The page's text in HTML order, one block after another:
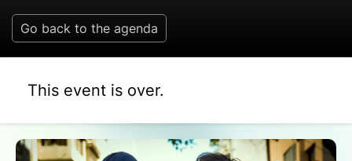
Go back to the agenda
This event is over.